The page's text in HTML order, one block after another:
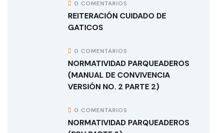
0 COMENTARIOS
REITERACIÓN CUIDADO DE
GATICOS
0 COMENTARIOS
NORMATIVIDAD PARQUEADEROS
(MANUAL DE CONVIVENCIA
VERSIÓN NO. 2 PARTE 2)
0 COMENTARIOS
NORMATIVIDAD PARQUEADEROS